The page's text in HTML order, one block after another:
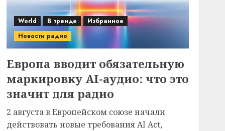
World В тренде
Избранное
Новости радио
Европа вводит обязательную
маркировку AI-аудио: что это
значит для радио
2 августа в Европейском союзе начали
действовать новые требования AI Act,